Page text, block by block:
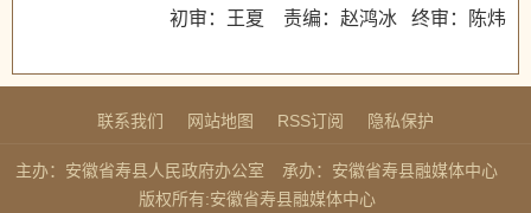
初审：王夏 责编：赵鸿冰 终审：陈炜
联系我们 网站地图 RSS订阅 隐私保护
主办：安徽省寿县人民政府办公室
承办：安徽省寿县融媒体中心
版权所有:安徽省寿县融媒体中心